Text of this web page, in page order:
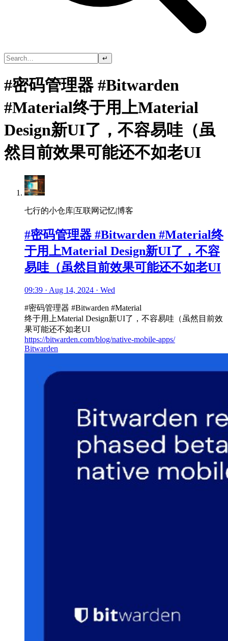
↵
#密码管理器 #Bitwarden
#Material终于用上Material
Design新UI了，不容易哇（虽
然目前效果可能还不如老UI
七行的小仓库|互联网记忆|博客
#密码管理器 #Bitwarden #Material终
于用上Material Design新UI了，不容
易哇（虽然目前效果可能还不如老UI
09:39 · Aug 14, 2024 · Wed
#密码管理器 #Bitwarden #Material
终于用上Material Design新UI了，不容易哇（虽然目前效
果可能还不如老UI
https://bitwarden.com/blog/native-mobile-apps/
Bitwarden